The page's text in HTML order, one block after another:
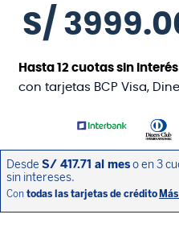
S/ 3999.
Hasta12 cuotas sin
con tarjetas BCP Visa,